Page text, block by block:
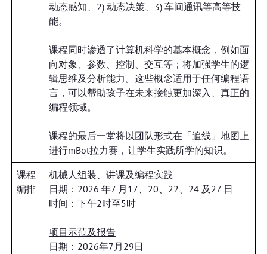
动态感知、2) 动态决策、3) 车间通讯等高等技
能。
课程同时渗透了计算机科学的基本概念，例如面
向对象、参数、控制、交互等；将加强学生的逻
辑思维及分析能力。这些概念适用于任何编程语
言，可以帮助孩子在未来接触更加深入、真正的
编程领域。
课程的最后一堂将以团队形式在「追线」地图上
进行mBot拉力赛，让学生实践所学的知识。
课程
编排
机械人组装、讲课及编程实践
日期：2026 年7 月17、20、22、24 及27 日
时间：下午2时至5时
项目示范及报告
日期：2026年7月29日